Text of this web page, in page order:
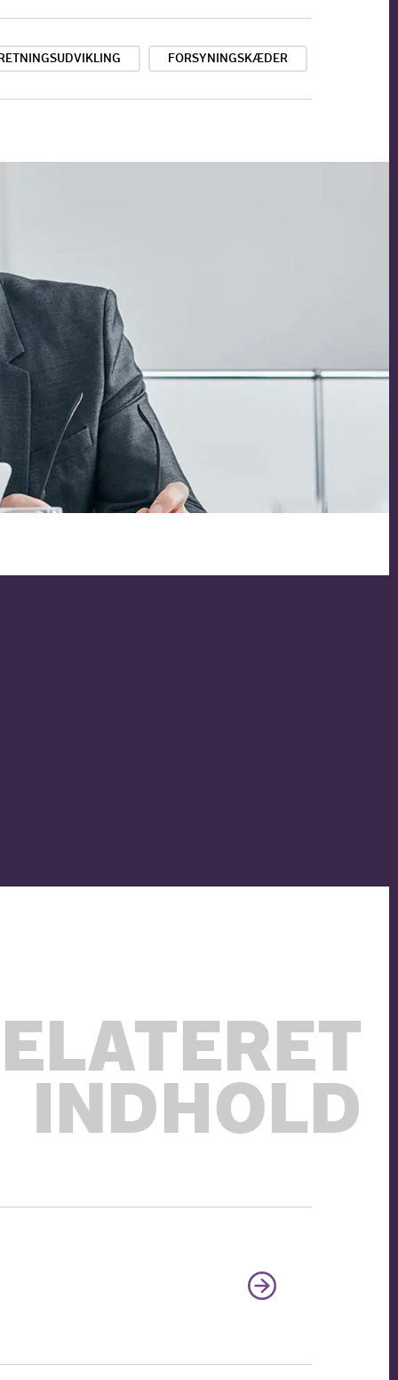
FORSYNINGSKÆDER
INDHOLD